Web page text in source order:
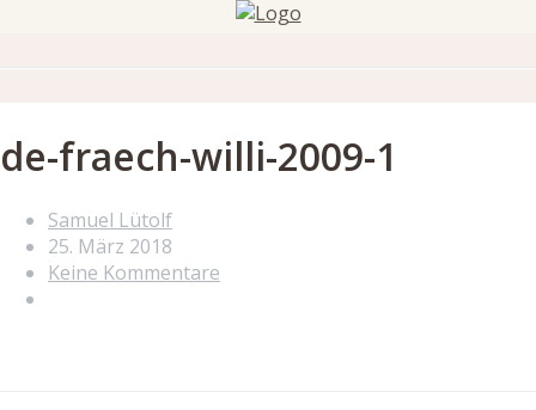
de-fraech-willi-2009-1
Samuel Lütolf
25. März 2018
Keine Kommentare